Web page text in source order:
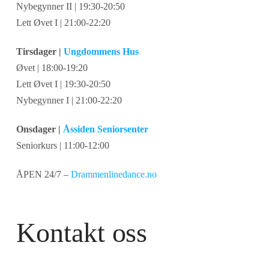
Nybegynner II | 19:30-20:50
Lett Øvet I | 21:00-22:20
Tirsdager | Ungdommens Hus
Øvet | 18:00-19:20
Lett Øvet I | 19:30-20:50
Nybegynner I | 21:00-22:20
Onsdager | Åssiden Seniorsenter
Seniorkurs | 11:00-12:00
ÅPEN 24/7 – Drammenlinedance.no
Kontakt oss